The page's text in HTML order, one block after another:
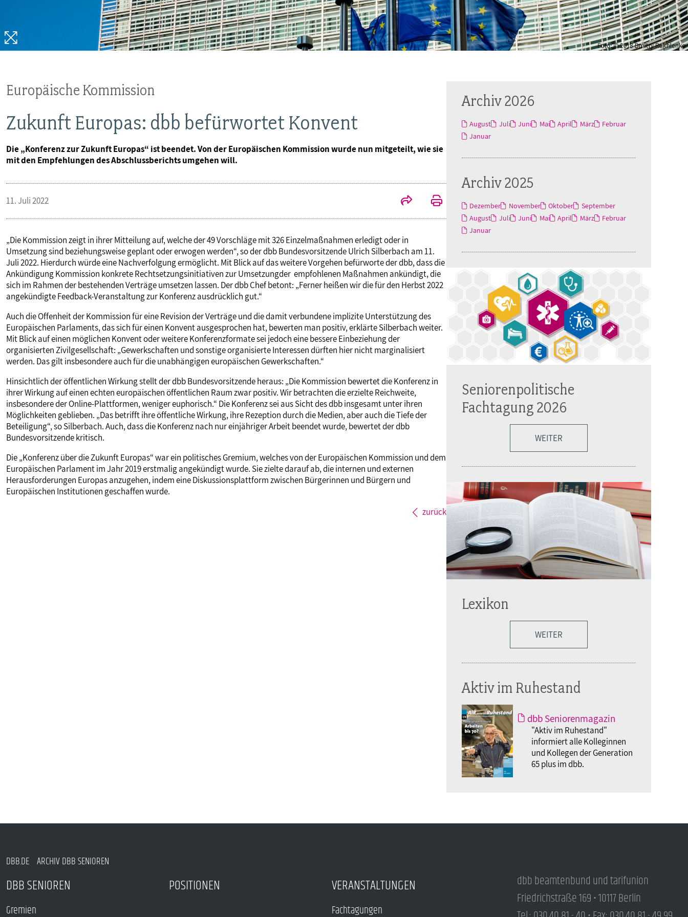
BAGSO
Europäische Kommission
Zukunft Europas: dbb befürwortet Konvent
Die „Konferenz zur Zukunft Europas“ ist beendet. Von der Europäischen Kommission wurde nun mitgeteilt, wie sie
mit den Empfehlungen des Abschlussberichts umgehen will.
11. Juli 2022
„Die Kommission zeigt in ihrer Mitteilung auf, welche der 49 Vorschläge mit 326 Einzelmaßnahmen erledigt oder in
Umsetzung sind beziehungsweise geplant oder erwogen werden“, so der dbb Bundesvorsitzende Ulrich Silberbach am 11.
Juli 2022. Hierdurch würde eine Nachverfolgung ermöglicht. Mit Blick auf das weitere Vorgehen befürworte der dbb, dass die
Ankündigung Kommission konkrete Rechtsetzungsinitiativen zur Umsetzungder empfohlenen Maßnahmen ankündigt, die
sich im Rahmen der bestehenden Verträge umsetzen lassen. Der dbb Chef betont: „Ferner heißen wir die für den Herbst 2022
angekündigte Feedback-Veranstaltung zur Konferenz ausdrücklich gut.“
Auch die Offenheit der Kommission für eine Revision der Verträge und die damit verbundene implizite Unterstützung des
Europäischen Parlaments, das sich für einen Konvent ausgesprochen hat, bewerten man positiv, erklärte Silberbach weiter.
Mit Blick auf einen möglichen Konvent oder weitere Konferenzformate sei jedoch eine bessere Einbeziehung der
organisierten Zivilgesellschaft: „Gewerkschaften und sonstige organisierte Interessen dürften hier nicht marginalisiert
werden. Das gilt insbesondere auch für die unabhängigen europäischen Gewerkschaften.“
Hinsichtlich der öffentlichen Wirkung stellt der dbb Bundesvorsitzende heraus: „Die Kommission bewertet die Konferenz in
ihrer Wirkung auf einen echten europäischen öffentlichen Raum zwar positiv. Wir betrachten die erzielte Reichweite,
insbesondere der Online-Plattformen, weniger euphorisch.“ Die Konferenz sei aus Sicht des dbb insgesamt unter ihren
Möglichkeiten geblieben. „Das betrifft ihre öffentliche Wirkung, ihre Rezeption durch die Medien, aber auch die Tiefe der
Beteiligung“, so Silberbach. Auch, dass die Konferenz nach nur einjähriger Arbeit beendet wurde, bewertet der dbb
Bundesvorsitzende kritisch.
Die „Konferenz über die Zukunft Europas“ war ein politisches Gremium, welches von der Europäischen Kommission und dem
Europäischen Parlament im Jahr 2019 erstmalig angekündigt wurde. Sie zielte darauf ab, die internen und externen
Herausforderungen Europas anzugehen, indem eine Diskussionsplattform zwischen Bürgerinnen und Bürgern und
Europäischen Institutionen geschaffen wurde.
zurück
Archiv 2026
August Juli Juni Mai April März
Februar
Januar
Archiv 2025
Dezember November Oktober
September
August
Juli Juni Mai April März
Februar
Januar
Seniorenpolitische
Fachtagung 2026
WEITER
Lexikon
WEITER
Aktiv im Ruhestand
dbb Seniorenmagazin
"Aktiv im Ruhestand"
informiert alle Kolleginnen
und Kollegen der Generation
65 plus im dbb.
DBB.DE ARCHIV DBB SENIOREN
DBB SENIOREN
Gremien
POSITIONEN VERANSTALTUNGEN
Fachtagungen
dbb beamtenbund und tarifunion
Friedrichstraße 169 • 10117 Berlin